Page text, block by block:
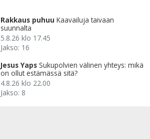
Rakkaus puhuu Kaavailuja taivaan
suunnalta
5.8.26 klo 17.45
Jakso: 16
Jesus Yaps Sukupolvien välinen yhteys: mikä
on ollut estämässä sitä?
4.8.26 klo 22.00
Jakso: 8